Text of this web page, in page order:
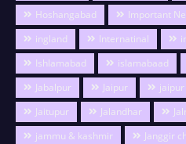
Hoshangabad
Important
ingland
Internatinal
Ishlamabad
islamabaad
Jabalpur
Jaipur
Jaitupur
Jalandhar
jammu & kashmir
Janggir